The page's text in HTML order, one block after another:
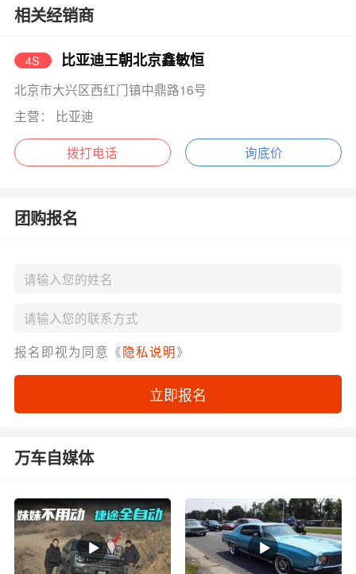
相关经销商
4S 比亚迪王朝北京鑫敏恒
北京市大兴区西红门镇中鼎路16号
主营： 比亚迪
拨打电话 询底价
团购报名
报名即视为同意《隐私说明》
立即报名
万车自媒体